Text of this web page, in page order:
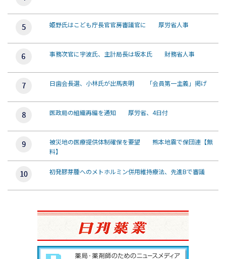
姫野氏はこども庁長官官房審議官に 厚労省人事
事務次官に宇波氏、主計局長は坂本氏 財務省人事
日歯会長選、小林氏が出馬表明 「会員第一主義」掲げ
医政局の組織再編を通知 厚労省、4日付
被災地の医療提供体制確保を要望 熊本地震で保団連【無
料】
初発膠芽腫へのメトホルミン併用維持療法、先進Bで審議